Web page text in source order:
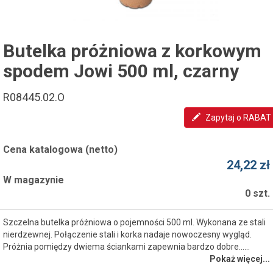
Butelka próżniowa z korkowym
spodem Jowi 500 ml, czarny
R08445.02.O
Zapytaj o RABAT
Cena katalogowa (netto)
24,22 zł
W magazynie
0 szt.
Szczelna butelka próżniowa o pojemności 500 ml. Wykonana ze stali
nierdzewnej. Połączenie stali i korka nadaje nowoczesny wygląd.
Próżnia pomiędzy dwiema ściankami zapewnia bardzo dobre...…
Pokaż więcej...